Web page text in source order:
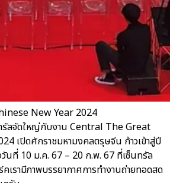
New Year 2024
ลจัดใหญ่กับงาน Central The Great
เปิดศักราชมหามงคลตรุษจีน ก้าวเข้าสู่ปี
นที่ 10 ม.ค. 67 – 20 ก.พ. 67 ที่เซ็นทรัล
คเรามีภาพบรรยากาศการทำงานถ่ายทอดสด